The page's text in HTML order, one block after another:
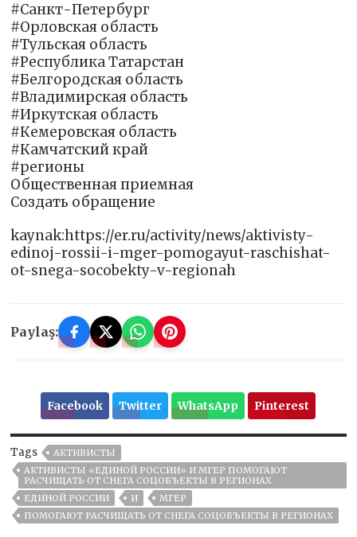
#Санкт-Петербург
#Орловская область
#Тульская область
#Республика Татарстан
#Белгородская область
#Владимирская область
#Иркутская область
#Кемеровская область
#Камчатский край
#регионы
Общественная приемная
Создать обращение
kaynak:https://er.ru/activity/news/aktivisty-
edinoj-rossii-i-mger-pomogayut-raschishat-
ot-snega-socobekty-v-regionah
Paylaş:
Facebook Twitter WhatsApp Pinterest
Tags
АКТИВИСТЫ
АКТИВИСТЫ «ЕДИНОЙ РОССИИ» И МГЕР ПОМОГАЮТ
РАСЧИЩАТЬ ОТ СНЕГА СОЦОБЪЕКТЫ В РЕГИОНАХ
ЕДИНОЙ РОССИИ
И
МГЕР
ПОМОГАЮТ РАСЧИЩАТЬ ОТ СНЕГА СОЦОБЪЕКТЫ В РЕГИОНАХ